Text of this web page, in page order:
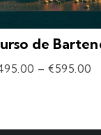
de
– €595.00